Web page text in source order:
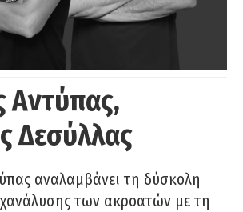
Αντύπας,
Δεσύλλας
αναλαμβάνει τη δύσκολη
των ακροατών με τη